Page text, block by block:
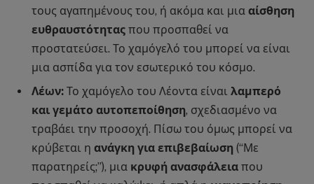
τους αγαπημένους του, ή ακόμα και μια αίσθηση
ευθραυστότητας που προσπαθεί να
προστατεύσει. Το χαμόγελό του μπορεί να είναι
μια ασπίδα για τον εσωτερικό του κόσμο.
Λέων: Το χαμόγελο του Λέοντα είναι λαμπερό
και γεμάτο αυτοπεποίθηση, σχεδιασμένο να
τραβάει την προσοχή. Πίσω του όμως μπορεί να
κρύβεται η ανάγκη για επιβεβαίωση (“Με
παρατηρείς;”), μια κρυφή ανασφάλεια που